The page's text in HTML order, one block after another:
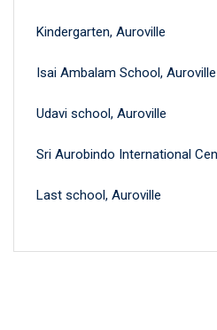
Kindergarten, Auroville
Isai Ambalam School, Auroville
Udavi school, Auroville
Sri Aurobindo International
Last school, Auroville